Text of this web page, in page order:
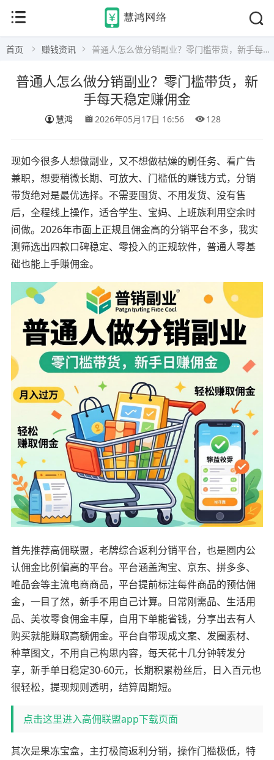
首页 赚钱资讯 普通人怎么做分销副业？零门槛带货，新手每天稳定赚佣金
普通人怎么做分销副业？零门槛带货，新
手每天稳定赚佣金
慧鸿 2026年05月17日 16:56 128
现如今很多人想做副业，又不想做枯燥的刷任务、看广告
兼职，想要稍微长期、可放大、门槛低的赚钱方式，分销
带货绝对是最优选择。不需要囤货、不用发货、没有售
后，全程线上操作，适合学生、宝妈、上班族利用空余时
间做。2026年市面上正规且佣金高的分销平台不多，我实
测筛选出四款口碑稳定、零投入的正规软件，普通人零基
础也能上手赚佣金。
首先推荐高佣联盟，老牌综合返利分销平台，也是圈内公
认佣金比例偏高的平台。平台涵盖淘宝、京东、拼多多、
唯品会等主流电商商品，平台提前标注每件商品的预估佣
金，一目了然，新手不用自己计算。日常刚需品、生活用
品、美妆零食佣金丰厚，自用下单能省钱，分享出去有人
购买就能赚取高额佣金。平台自带现成文案、发圈素材、
种草图文，不用自己构思内容，每天花十几分钟转发分
享，新手单日稳定30-60元，长期积累粉丝后，日入百元也
很轻松，提现规则透明，结算周期短。
点击这里进入高佣联盟app下载页面
其次是果冻宝盒，主打极简返利分销，操作门槛极低，特